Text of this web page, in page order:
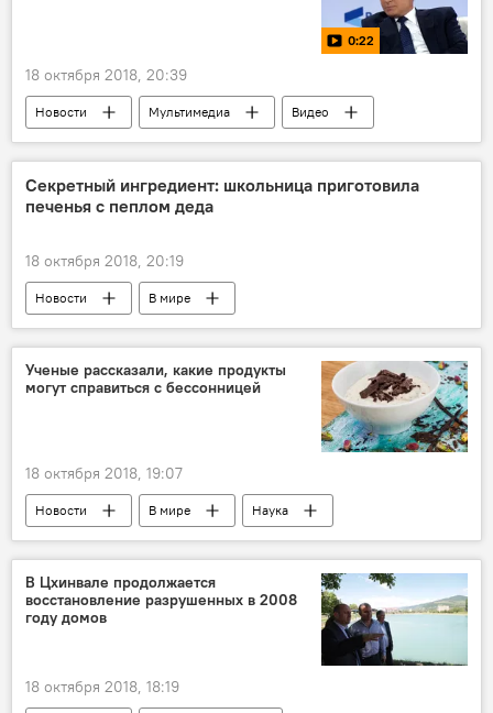
0:22
18 октября 2018, 20:39
Новости Мультимедиа Видео
Секретный ингредиент: школьница приготовила
печенья с пеплом деда
18 октября 2018, 20:19
Новости В мире
Ученые рассказали, какие продукты
могут справиться с бессонницей
18 октября 2018, 19:07
Новости В мире Наука
В Цхинвале продолжается
восстановление разрушенных в 2008
году домов
18 октября 2018, 18:19